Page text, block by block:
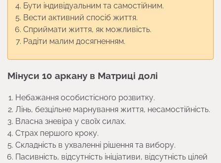
Бути індивідуальним та самостійним.
Вести активний спосіб життя.
Сприймати життя, як можливість.
Радіти малим досягненням.
Мінуси 10 аркану в Матриці долі
Небажання особистісного розвитку.
Лінь, безцільне марнування життя, несамостійність.
Власна зневіра у своїх силах.
Страх першого кроку.
Складність в ухваленні рішення та вибору.
Пасивність, відсутність ініціативи, відсутність цілей